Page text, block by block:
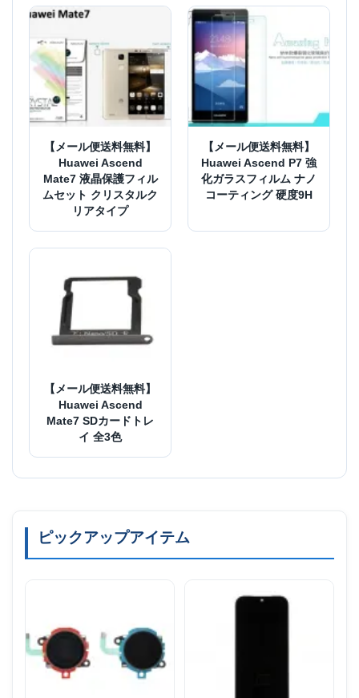
【メール便送料無料】
Huawei Ascend
Mate7 液晶保護フィル
ムセット クリスタルク
リアタイプ
【メール便送料無料】
Huawei Ascend P7 強
化ガラスフィルム ナノ
コーティング 硬度9H
【メール便送料無料】
Huawei Ascend
Mate7 SDカードトレ
イ 全3色
ピックアップアイテム